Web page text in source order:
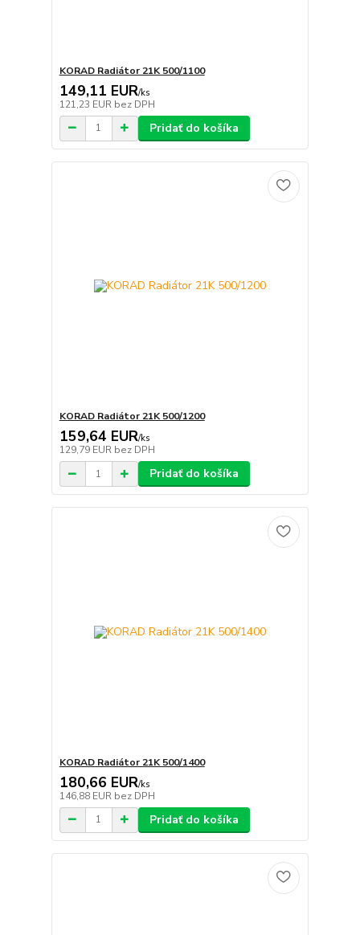
KORAD Radiátor 21K 500/1100
149,11 EUR/ks
121,23 EUR bez DPH
Pridať do košíka
KORAD Radiátor 21K 500/1200
159,64 EUR/ks
129,79 EUR bez DPH
Pridať do košíka
KORAD Radiátor 21K 500/1400
180,66 EUR/ks
146,88 EUR bez DPH
Pridať do košíka